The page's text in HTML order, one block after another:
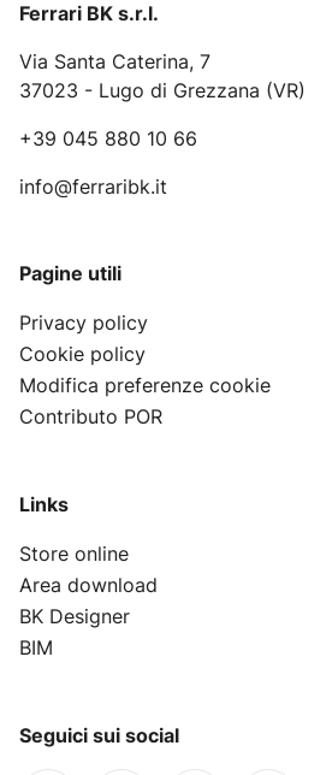
Ferrari BK s.r.l.
Via Santa Caterina, 7
37023 - Lugo di Grezzana (VR)
+39 045 880 10 66
info@ferraribk.it
Pagine utili
Privacy policy
Cookie policy
Modifica preferenze cookie
Contributo POR
Links
Store online
Area download
BK Designer
BIM
Seguici sui social